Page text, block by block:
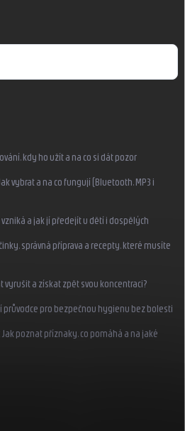
kdy ho užít a na co si dát pozor
vybrat a na co fungují (Bluetooth, MP3 i
a jak jí předejít u dětí i dospělých
správná příprava a recepty, které musíte
vyrušit a získat zpět svou koncentraci?
průvodce pro bezpečnou hygienu bez bolesti
poznat příznaky, co pomáhá a na jaké